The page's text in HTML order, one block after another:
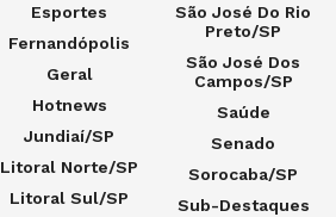
Esportes
Fernandópolis
Geral
Hotnews
Jundiaí/SP
Litoral Norte/SP
Litoral Sul/SP
São José Do Rio
Preto/SP
São José Dos
Campos/SP
Saúde
Senado
Sorocaba/SP
Sub-Destaques